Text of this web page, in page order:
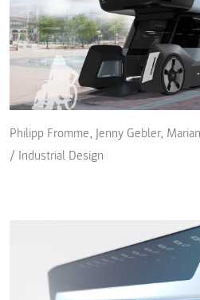
Philipp Fromme, Jenny Gebler,
/ Industrial Design